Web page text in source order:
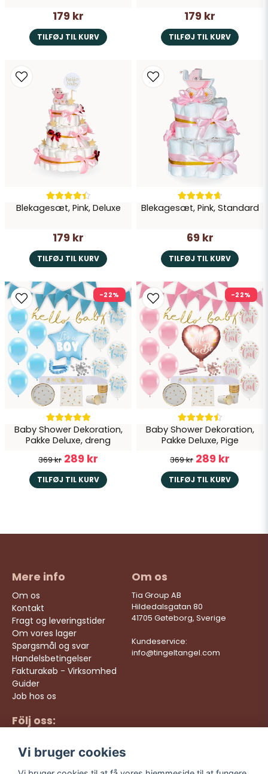
179 kr
TILFØJ TIL KURV
179 kr
TILFØJ TIL KURV
Blekagesæt, Pink, Deluxe
179 kr
TILFØJ TIL KURV
Blekagesæt, Pink, Standard
69 kr
TILFØJ TIL KURV
Baby Shower Dekoration,
Pakke Deluxe, dreng
369 kr 289 kr
TILFØJ TIL KURV
-22%
Baby Shower Dekoration,
Pakke Deluxe, Pige
369 kr 289 kr
TILFØJ TIL KURV
-22%
Mere info
Om os
Kontakt
Fragt og leveringstider
Om vores lager
Spørgsmål og svar
Handelsbetingelser
Fakturakøb - Virksomhed
Guider
Job hos os
Om os
Tia Group AB
Hildedalsgatan 80
41705 Gøteborg, Sverige
Kundeservice:
info@tingeltangel.com
Följ oss:
Facebook
kr
Vi bruger cookies